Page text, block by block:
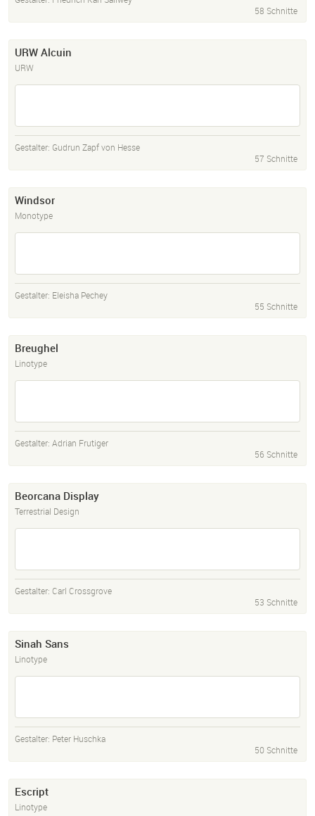
58 Schnitte
URW Alcuin
URW
Gestalter: Gudrun Zapf von Hesse
57 Schnitte
Windsor
Monotype
Gestalter: Eleisha Pechey
55 Schnitte
Breughel
Linotype
Gestalter: Adrian Frutiger
56 Schnitte
Beorcana Display
Terrestrial Design
Gestalter: Carl Crossgrove
53 Schnitte
Sinah Sans
Linotype
Gestalter: Peter Huschka
50 Schnitte
Escript
Linotype